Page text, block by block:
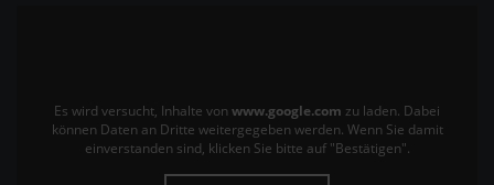
Es wird versucht, Inhalte von www.google.com zu laden. Dabei
können Daten an Dritte weitergegeben werden. Wenn Sie damit
einverstanden sind, klicken Sie bitte auf "Bestätigen".